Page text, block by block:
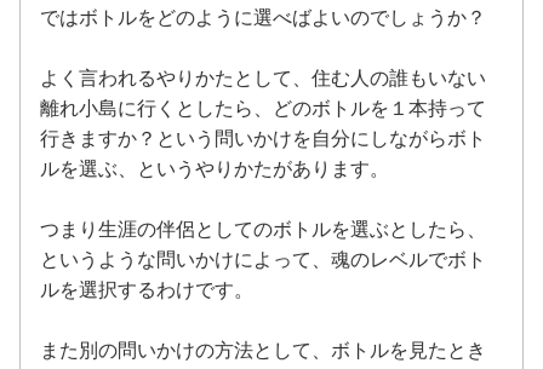
ではボトルをどのように選べばよいのでしょうか？
よく言われるやりかたとして、住む人の誰もいない
離れ小島に行くとしたら、どのボトルを１本持って
行きますか？という問いかけを自分にしながらボト
ルを選ぶ、というやりかたがあります。
つまり生涯の伴侶としてのボトルを選ぶとしたら、
というような問いかけによって、魂のレベルでボト
ルを選択するわけです。
また別の問いかけの方法として、ボトルを見たとき